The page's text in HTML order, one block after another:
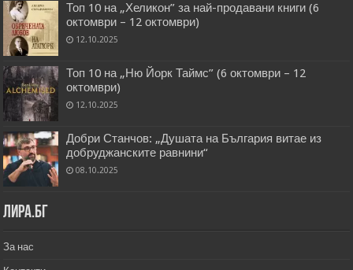
Топ 10 на „Хеликон” за най-продавани книги (6
октомври – 12 октомври)
12.10.2025
Топ 10 на „Ню Йорк Таймс” (6 октомври – 12
октомври)
12.10.2025
Добри Станчов: „Душата на България витае из
добруджанските равнини“
08.10.2025
Лира.бг
За нас